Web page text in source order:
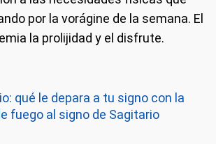
por la vorágine de la semana. El
la prolijidad y el disfrute.
qué le depara a tu signo con la
fuego al signo de Sagitario